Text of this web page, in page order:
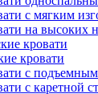
с мягким
на высоких
кровати
кровати
с
с каретной